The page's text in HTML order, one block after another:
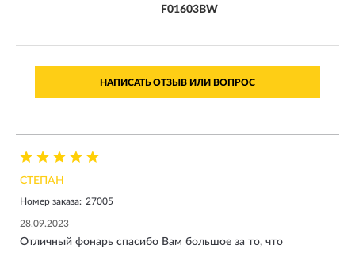
F01603BW
НАПИСАТЬ ОТЗЫВ ИЛИ ВОПРОС
СТЕПАН
Номер заказа: 27005
28.09.2023
Отличный фонарь спасибо Вам большое за то, что